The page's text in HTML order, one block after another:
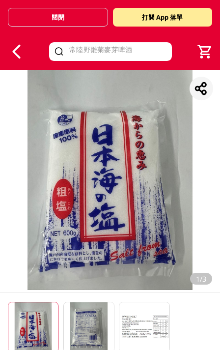
Valid Until 30 June 2026
關閉 打開 App 落單
1/3